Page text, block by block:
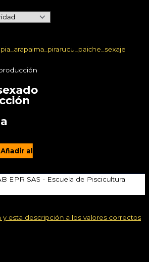
Añadir al
EPR SAS - Escuela de Piscicultura
y esta descripción a los valores correctos